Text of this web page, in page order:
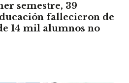
semestre, 39
fallecieron de
14 mil alumnos no